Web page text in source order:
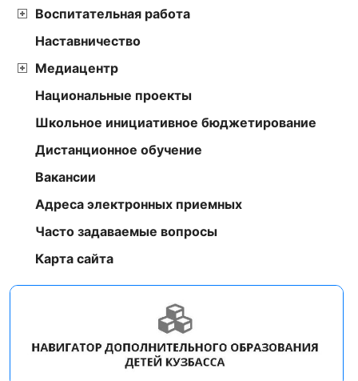
Воспитательная работа
Наставничество
Медиацентр
Национальные проекты
Школьное инициативное бюджетирование
Дистанционное обучение
Вакансии
Адреса электронных приемных
Часто задаваемые вопросы
Карта сайта